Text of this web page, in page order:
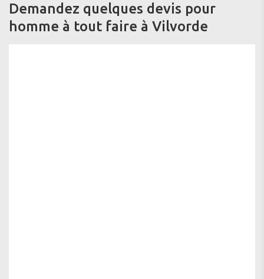
Demandez quelques devis pour
homme à tout faire à Vilvorde